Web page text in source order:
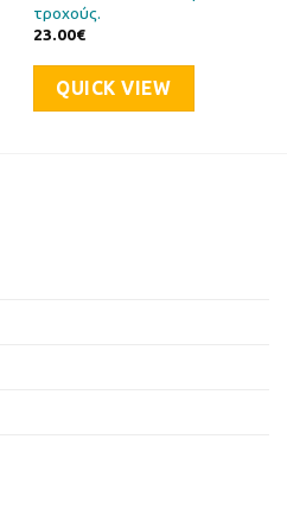
τροχούς.
23.00€
QUICK VIEW